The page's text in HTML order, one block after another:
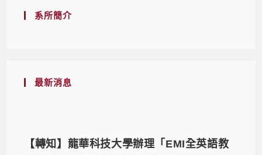
系所簡介
最新消息
【轉知】龍華科技大學辦理「EMI全英語教